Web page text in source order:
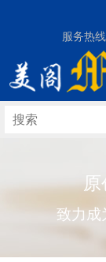
服务热
原
致力成